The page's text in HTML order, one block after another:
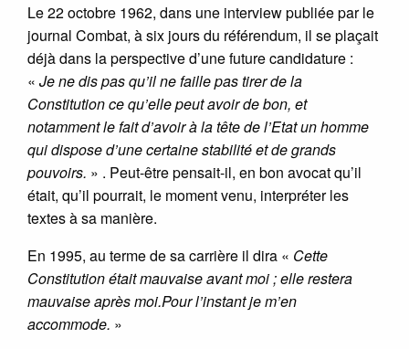
Le 22 octobre 1962, dans une interview publiée par le
journal Combat, à six jours du référendum, il se plaçait
déjà dans la perspective d’une future candidature :
« Je ne dis pas qu’il ne faille pas tirer de la
Constitution ce qu’elle peut avoir de bon, et
notamment le fait d’avoir à la tête de l’Etat un homme
qui dispose d’une certaine stabilité et de grands
pouvoirs. » . Peut-être pensait-il, en bon avocat qu’il
était, qu’il pourrait, le moment venu, interpréter les
textes à sa manière.
En 1995, au terme de sa carrière il dira « Cette
Constitution était mauvaise avant moi ; elle restera
mauvaise après moi.Pour l’instant je m’en
accommode. »